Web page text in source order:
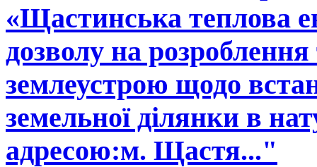
«Щастинська теплова
дозволу на розроблення
землеустрою щодо
земельної ділянки в
адресою:м. Щастя..."